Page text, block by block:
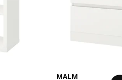
MALM